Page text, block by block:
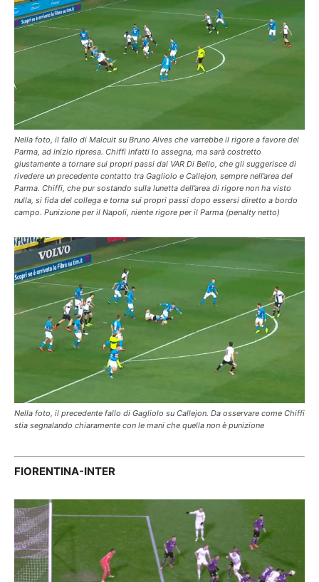
Nella foto, il fallo di Malcuit su Bruno Alves che varrebbe il rigore a favore del
Parma, ad inizio ripresa. Chiffi infatti lo assegna, ma sarà costretto
giustamente a tornare sui propri passi dal VAR Di Bello, che gli suggerisce di
rivedere un precedente contatto tra Gagliolo e Callejon, sempre nell’area del
Parma. Chiffi, che pur sostando sulla lunetta dell’area di rigore non ha visto
nulla, si fida del collega e torna sui propri passi dopo essersi diretto a bordo
campo. Punizione per il Napoli, niente rigore per il Parma (penalty netto)
Nella foto, il precedente fallo di Gagliolo su Callejon. Da osservare come Chiffi
stia segnalando chiaramente con le mani che quella non è punizione
FIORENTINA-INTER